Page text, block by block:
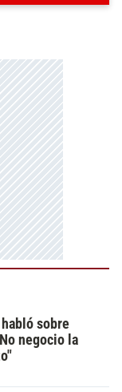
sobre
negocio la